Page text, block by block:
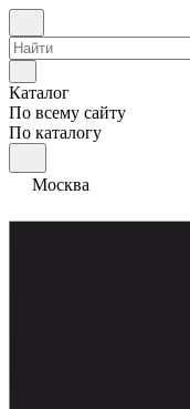
Каталог
По всему сайту
По каталогу
Москва